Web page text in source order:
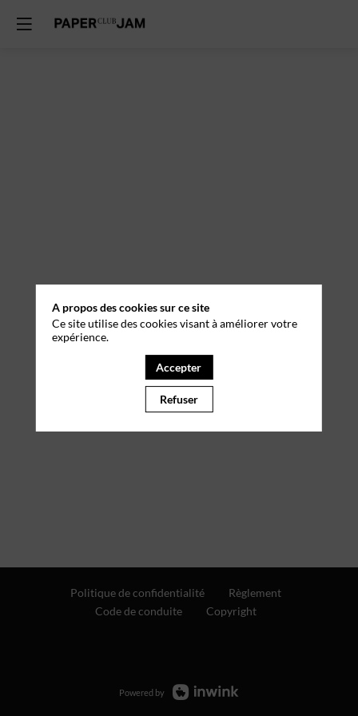
Politique de confidentialité
Règlement
Code de conduite
Copyright
Powered by
A propos des cookies sur ce site
Ce site utilise des cookies visant à améliorer votre
expérience.
Accepter
Refuser